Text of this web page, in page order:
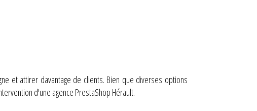
et attirer davantage de clients. Bien que diverses options
d'une agence PrestaShop Hérault.